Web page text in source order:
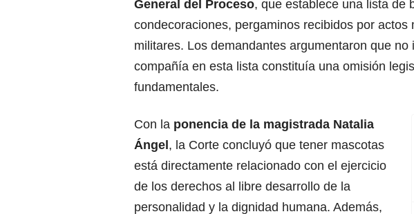
General del Proceso, que establece una lista de
condecoraciones, pergaminos recibidos por actos
militares. Los demandantes argumentaron que
compañía en esta lista constituía una omisión
fundamentales.
Con la ponencia de la magistrada Natalia
Ángel , la Corte concluyó que tener mascotas
está directamente relacionado con el ejercicio
de los derechos al libre desarrollo de la
personalidad y la dignidad humana. Además,